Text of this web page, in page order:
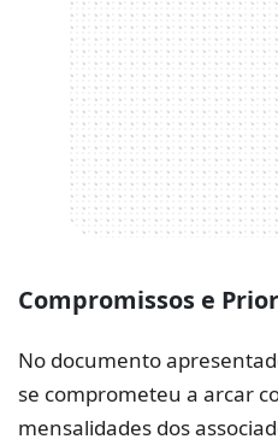
Compromissos e
No documento
se comprometeu a arcar
mensalidades dos